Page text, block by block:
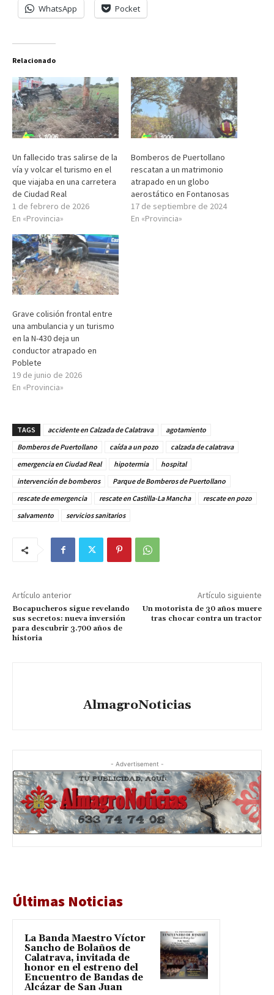
WhatsApp Pocket
Relacionado
Un fallecido tras salirse de la
vía y volcar el turismo en el
que viajaba en una carretera
de Ciudad Real
1 de febrero de 2026
En «Provincia»
Bomberos de Puertollano
rescatan a un matrimonio
atrapado en un globo
aerostático en Fontanosas
17 de septiembre de 2024
En «Provincia»
Grave colisión frontal entre
una ambulancia y un turismo
en la N-430 deja un
conductor atrapado en
Poblete
19 de junio de 2026
En «Provincia»
TAGS accidente en Calzada de Calatrava
agotamiento
Bomberos de Puertollano
caída a un pozo
calzada de calatrava
emergencia en Ciudad Real
hipotermia
hospital
intervención de bomberos
Parque de Bomberos de Puertollano
rescate de emergencia
rescate en Castilla-La Mancha
rescate en pozo
salvamento
servicios sanitarios
Artículo anterior
Bocapucheros sigue revelando
sus secretos: nueva inversión
para descubrir 3.700 años de
historia
Artículo siguiente
Un motorista de 30 años muere
tras chocar contra un tractor
AlmagroNoticias
- Advertisement -
Últimas Noticias
La Banda Maestro Víctor
Sancho de Bolaños de
Calatrava, invitada de
honor en el estreno del
Encuentro de Bandas de
Alcázar de San Juan